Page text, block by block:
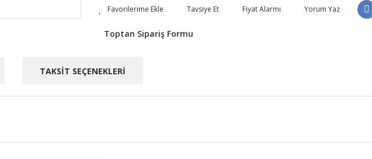
Tavsiye Et Fiyat Alarmı Yorum Yaz
Toptan Sipariş Formu
TAKSİT SEÇENEKLERİ